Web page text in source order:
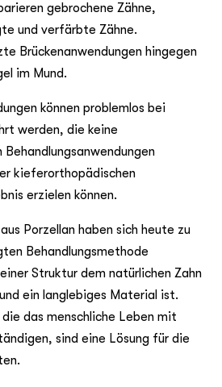
gebrochene Zähne,
und verfärbte Zähne.
Brückenanwendungen hingegen
im Mund.
können problemlos bei
werden, die keine
kieferorthopädischen
erzielen können.
Porzellan haben sich heute zu
Behandlungsmethode
Struktur dem natürlichen Zahn
ein langlebiges Material ist.
das menschliche Leben mit
sind eine Lösung für die